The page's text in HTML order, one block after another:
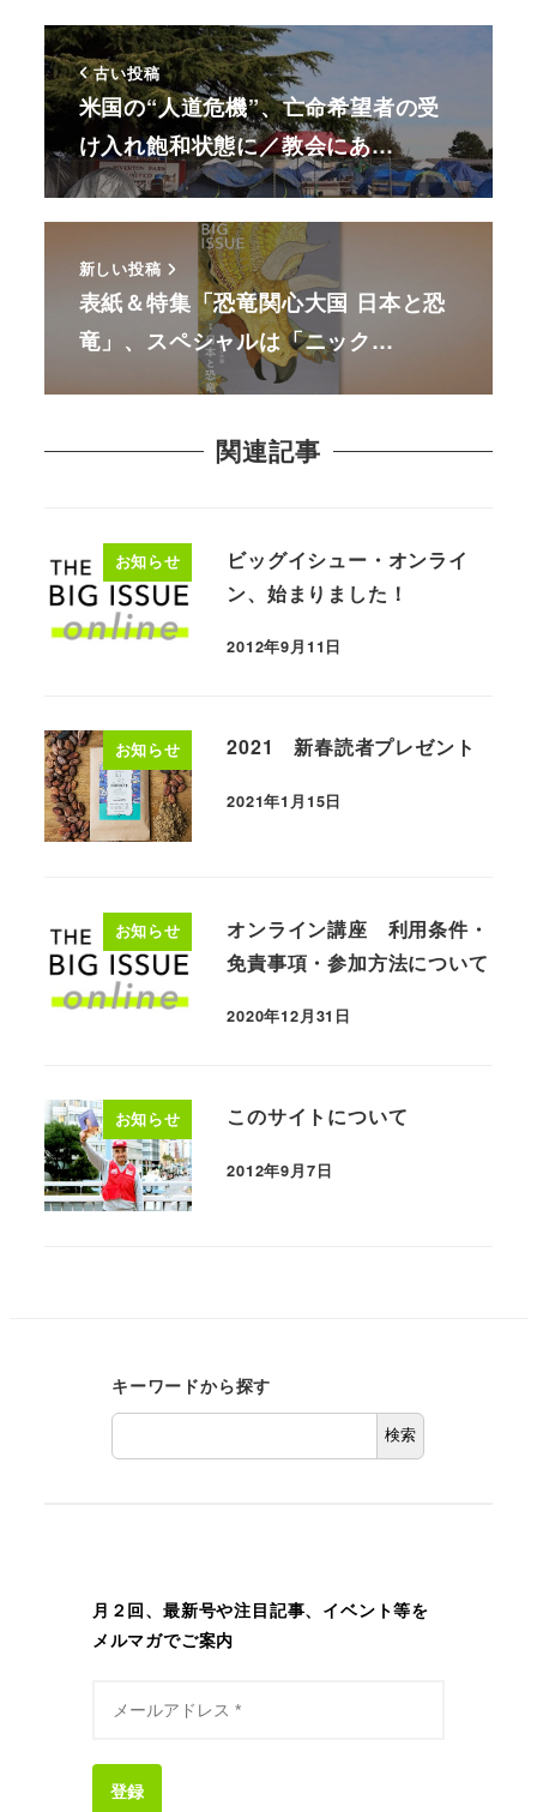
古い投稿
米国の“人道危機”、亡命希望者の受
け入れ飽和状態に／教会にあ…
新しい投稿
表紙＆特集「恐竜関心大国 日本と恐
竜」、スペシャルは「ニック…
関連記事
お知らせ
ビッグイシュー・オンライ
ン、始まりました！
2012年9月11日
お知らせ 2021 新春読者プレゼント
2021年1月15日
お知らせ
オンライン講座 利用条件・
免責事項・参加方法について
2020年12月31日
お知らせ このサイトについて
2012年9月7日
キーワードから探す
検索
月２回、最新号や注目記事、イベント等を
メルマガでご案内
登録